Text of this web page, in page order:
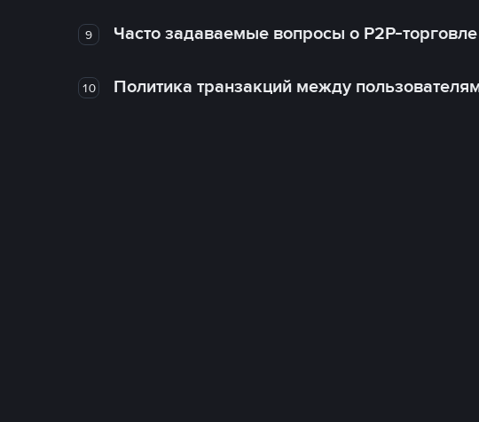
9 Часто задаваемые вопросы о P2P-торговле
10 Политика транзакций между